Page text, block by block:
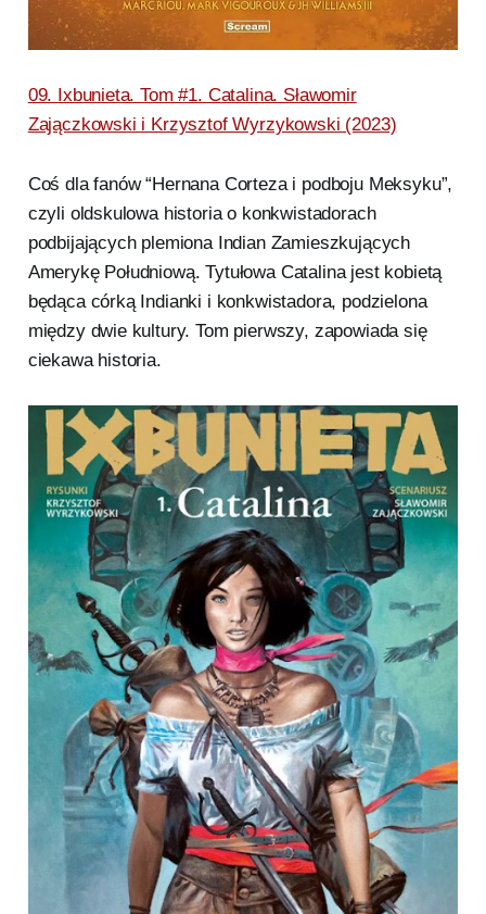
09. Ixbunieta. Tom #1. Catalina. Sławomir
Zajączkowski i Krzysztof Wyrzykowski (2023)
Coś dla fanów “Hernana Corteza i podboju Meksyku”,
czyli oldskulowa historia o konkwistadorach
podbijających plemiona Indian Zamieszkujących
Amerykę Południową. Tytułowa Catalina jest kobietą
będąca córką Indianki i konkwistadora, podzielona
między dwie kultury. Tom pierwszy, zapowiada się
ciekawa historia.